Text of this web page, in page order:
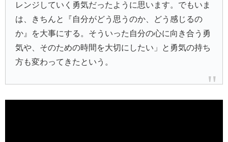
レンジしていく勇気だったように思います。でもいま
は、きちんと『自分がどう思うのか、どう感じるの
か』を大事にする。そういった自分の心に向き合う勇
気や、そのための時間を大切にしたい」と勇気の持ち
方も変わってきたという。